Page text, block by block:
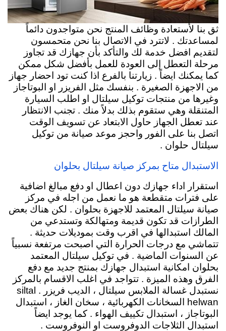
ثق بنا لأستعادة وظائف المنتج نحن متواجدون دائماً
لمساعدتك . لاتترد في الاتصال بنا نحن متحمسون
لتقديم افضل خدمة لك والتأكد بأن جهازك قد تجاوز
مرحلة التعطل إلى العودة للعمل بأفضل شكل ممكن
كما يمكنك ايضاً . زيارتنا بالفرع اذا كنت تود احضار جهاز
من الاجهزة الصغيرة . بنفسك مثل الفريزر او البوتاجاز
وغيرها من منتجات توكيل سيلتال او اطلب السيارة
المتنقلة وهي ستقوم بذلك بدلاً منك . تجنب الانتظار
عند تعطل الجهاز حاول الابتعاد عن تسويف الوقت
اتصل بنا على الفور واحجز موعد صيانة من توكيل
سيلتال حلوان .
الاستبدال متاح بمركز صيانة سيلتال بحلوان
استقرار اداء جهازك دون اعطال او دفع مبالغ اضافية
على فترات متقطعة هو ما نعمل من اجله في مركز
صيانة سيلتال المعتمد للاجهزة بحلوان . لكن هناك بعض
الطرازات قد تكون قديمة ومتهالكة وتستدعي من
المالك استبدالها في اقرب وقت بموديلات حديثة .
تتماشي مع درجات الحرارة التي اصبحت مرتفعة نسبياً
عن السنوات الماضية . في توكيل سيلتال المعتمد
بحلوان امكانية استبدال جهازك بمنتج جديد مع دفع
الفرق وهذه الميزة . تتواجد في اغلب الاقسام بالمركز
نستبدل غسالة الملابس سيلتال ، الديب فريزر . siltal
helwan السخانات الكهربائية
، سخان الغاز ، استبدال
البوتاجاز ، استبدال تكييف الهواء . كما يوجد ايضاً
استبدال الثلاجات الدوفروست او النوفروست .